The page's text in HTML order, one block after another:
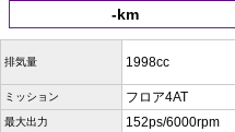
-km
排気量 1998cc
ミッション フロア4AT
最大出力 152ps/6000rpm